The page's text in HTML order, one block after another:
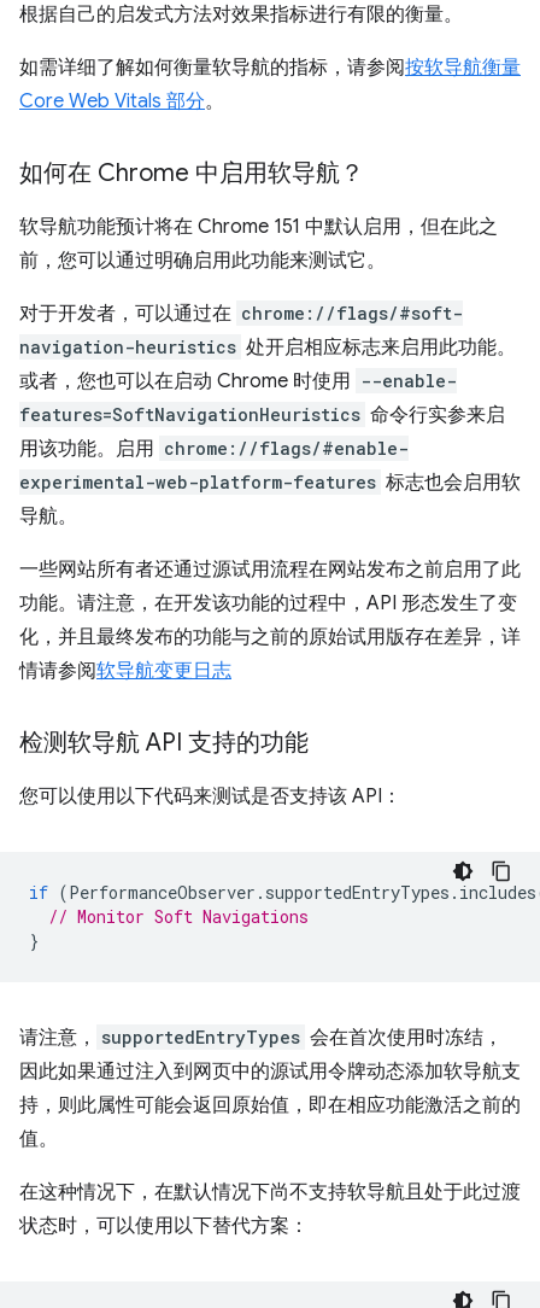
根据自己的启发式方法对效果指标进行有限的衡量。
如需详细了解如何衡量软导航的指标，请参阅按软导航衡量
Core Web Vitals 部分。
如何在 Chrome 中启用软导航？
软导航功能预计将在 Chrome 151 中默认启用，但在此之
前，您可以通过明确启用此功能来测试它。
对于开发者，可以通过在 chrome://flags/#soft-
navigation-heuristics 处开启相应标志来启用此功能。
或者，您也可以在启动 Chrome 时使用 --enable-
features=SoftNavigationHeuristics 命令行实参来启
用该功能。启用 chrome://flags/#enable-
experimental-web-platform-features 标志也会启用软
导航。
一些网站所有者还通过源试用流程在网站发布之前启用了此
功能。请注意，在开发该功能的过程中，API 形态发生了变
化，并且最终发布的功能与之前的原始试用版存在差异，详
情请参阅软导航变更日志
检测软导航 API 支持的功能
您可以使用以下代码来测试是否支持该 API：
if (PerformanceObserver . supportedEntryTypes . includes
// Monitor Soft Navigations
}
请注意， supportedEntryTypes 会在首次使用时冻结，
因此如果通过注入到网页中的源试用令牌动态添加软导航支
持，则此属性可能会返回原始值，即在相应功能激活之前的
值。
在这种情况下，在默认情况下尚不支持软导航且处于此过渡
状态时，可以使用以下替代方案：